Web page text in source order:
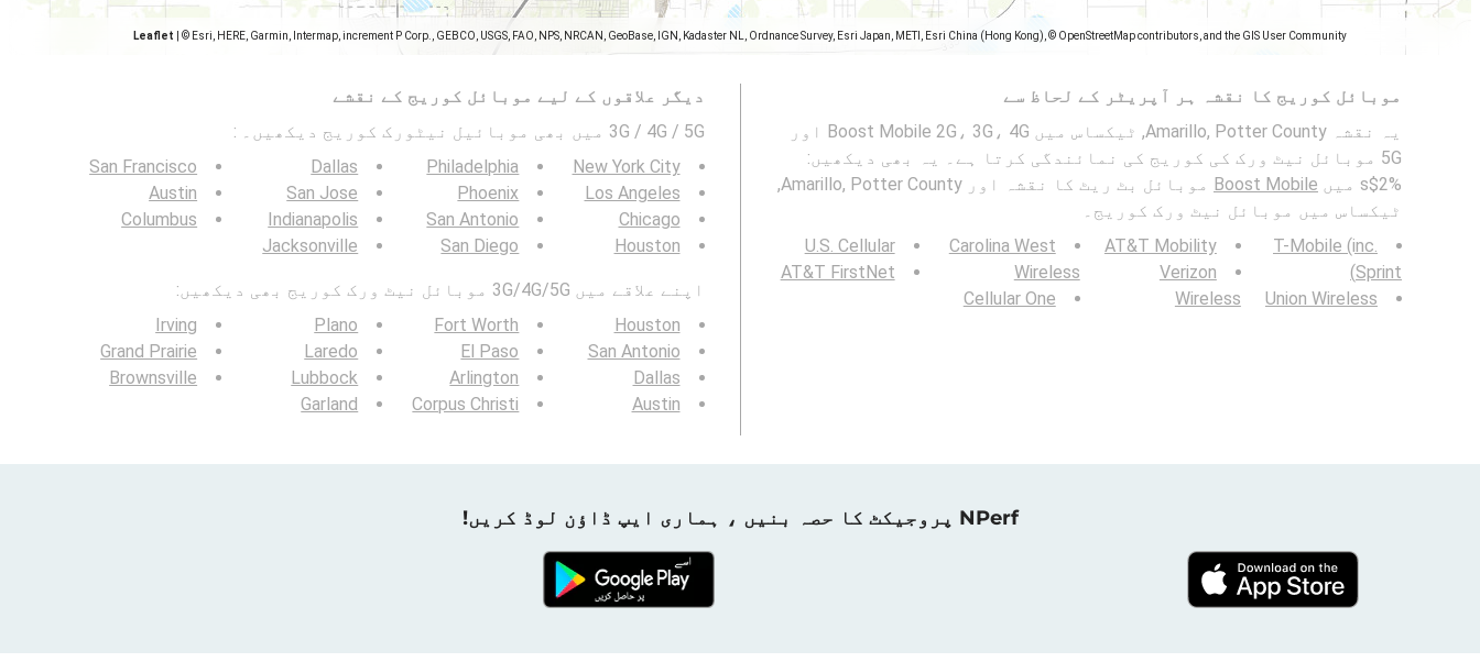
Leaflet © Esri, HERE, Garmin, Intermap, increment P Corp., GEBCO, USGS, FAO, NPS, NRCAN, GeoBase, IGN, Kadaster NL, Ordnance Survey, Esri Japan, METI, Esri China (Hong Kong), © OpenStreetMap contributors, and the GIS User Community
موبائل کوریج کا نقشہ ہر آپریٹر کے لحاظ سے
یہ نقشہ Amarillo, Potter County, ٹیکساس میں Boost Mobile 2G، 3G، 4G اور
5G موبائل نیٹ ورک کی کوریج کی نمائندگی کرتا ہے۔ یہ بھی دیکھیں:
%2$s میں
Boost Mobile
موبائل بٹ ریٹ کا نقشہ اور Amarillo, Potter County,
ٹیکساس میں موبائل نیٹ ورک کوریج۔
T-Mobile (inc.
Sprint)
Union Wireless
AT&T Mobility
Verizon
Wireless
Carolina West
Wireless
Cellular One
U.S. Cellular
AT&T FirstNet
دیگر علاقوں کے لیے موبائل کوریج کے نقشے
3G / 4G / 5G میں بھی موبائیل نیٹورک کوریج دیکھیں۔ :
New York City
Los Angeles
Chicago
Houston
Philadelphia
Phoenix
San Antonio
San Diego
Dallas
San Jose
Indianapolis
Jacksonville
San Francisco
Austin
Columbus
اپنے علاقے میں 3G/4G/5G موبائل نیٹ ورک کوریج بھی دیکھیں:
Houston
San Antonio
Dallas
Austin
Fort Worth
El Paso
Arlington
Corpus Christi
Plano
Laredo
Lubbock
Garland
Irving
Grand Prairie
Brownsville
NPerf پروجیکٹ کا حصہ بنیں ، ہماری ایپ ڈاؤن لوڈ کریں!